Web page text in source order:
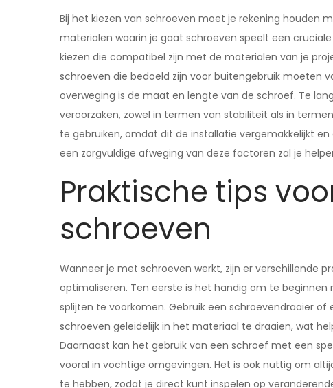
Bij het kiezen van schroeven moet je rekening houden
materialen waarin je gaat schroeven speelt een
kiezen die compatibel zijn met de materialen van je
schroeven die bedoeld zijn voor buitengebruik moeten
overweging is de maat en lengte van de schroef. Te
veroorzaken, zowel in termen van stabiliteit als in
te gebruiken, omdat dit de installatie vergemakkelijkt
een zorgvuldige afweging van deze factoren zal je
Praktische tips
schroeven
Wanneer je met schroeven werkt, zijn er verschillende
optimaliseren. Ten eerste is het handig om te
splijten te voorkomen. Gebruik een schroevendraaier
schroeven geleidelijk in het materiaal te draaien, wat
Daarnaast kan het gebruik van een schroef met een
vooral in vochtige omgevingen. Het is ook nuttig om
te hebben, zodat je direct kunt inspelen op